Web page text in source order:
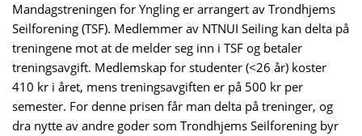
Mandagstreningen for Yngling er arrangert av Trondhjems
Seilforening (TSF). Medlemmer av NTNUI Seiling kan delta på
treningene mot at de melder seg inn i TSF og betaler
treningsavgift. Medlemskap for studenter (<26 år) koster
410 kr i året, mens treningsavgiften er på 500 kr per
semester. For denne prisen får man delta på treninger, og
dra nytte av andre goder som Trondhjems Seilforening byr